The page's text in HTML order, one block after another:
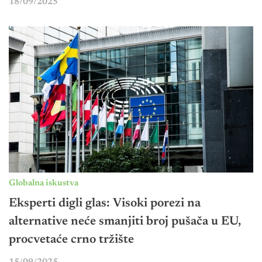
18/09/2025
Globalna iskustva
Eksperti digli glas: Visoki porezi na
alternative neće smanjiti broj pušača u EU,
procvetaće crno tržište